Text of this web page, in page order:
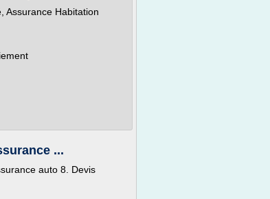
Assurance Habitation
...
auto 8. Devis